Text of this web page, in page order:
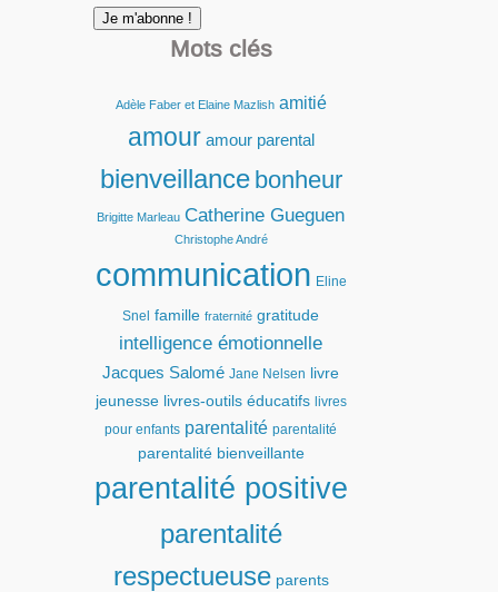
Mots clés
Adèle Faber et Elaine Mazlish amitié
amour amour parental
bienveillance bonheur
Brigitte Marleau Catherine Gueguen
Christophe André
communication Eline
Snel famille fraternité gratitude
intelligence émotionnelle
Jacques Salomé Jane Nelsen
livre
jeunesse livres-outils éducatifs livres
pour enfants parentalité parentalité
parentalité bienveillante
parentalité positive
parentalité
respectueuse parents